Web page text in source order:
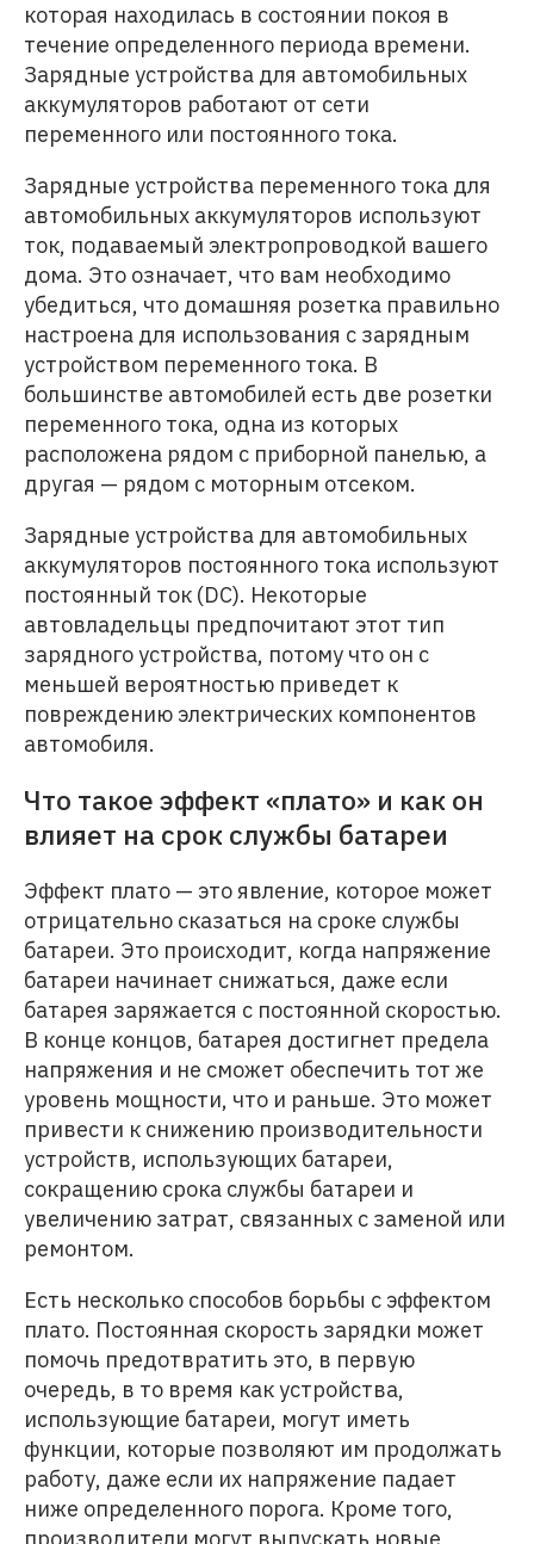
которая находилась в состоянии покоя в
течение определенного периода времени.
Зарядные устройства для автомобильных
аккумуляторов работают от сети
переменного или постоянного тока.
Зарядные устройства переменного тока для
автомобильных аккумуляторов используют
ток, подаваемый электропроводкой вашего
дома. Это означает, что вам необходимо
убедиться, что домашняя розетка правильно
настроена для использования с зарядным
устройством переменного тока. В
большинстве автомобилей есть две розетки
переменного тока, одна из которых
расположена рядом с приборной панелью, а
другая — рядом с моторным отсеком.
Зарядные устройства для автомобильных
аккумуляторов постоянного тока используют
постоянный ток (DC). Некоторые
автовладельцы предпочитают этот тип
зарядного устройства, потому что он с
меньшей вероятностью приведет к
повреждению электрических компонентов
автомобиля.
Что такое эффект «плато» и как он
влияет на срок службы батареи
Эффект плато — это явление, которое может
отрицательно сказаться на сроке службы
батареи. Это происходит, когда напряжение
батареи начинает снижаться, даже если
батарея заряжается с постоянной скоростью.
В конце концов, батарея достигнет предела
напряжения и не сможет обеспечить тот же
уровень мощности, что и раньше. Это может
привести к снижению производительности
устройств, использующих батареи,
сокращению срока службы батареи и
увеличению затрат, связанных с заменой или
ремонтом.
Есть несколько способов борьбы с эффектом
плато. Постоянная скорость зарядки может
помочь предотвратить это, в первую
очередь, в то время как устройства,
использующие батареи, могут иметь
функции, которые позволяют им продолжать
работу, даже если их напряжение падает
ниже определенного порога. Кроме того,